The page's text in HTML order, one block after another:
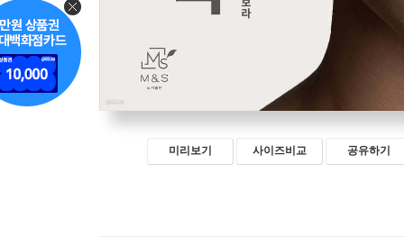
미리보기 사이즈비교 공유하기